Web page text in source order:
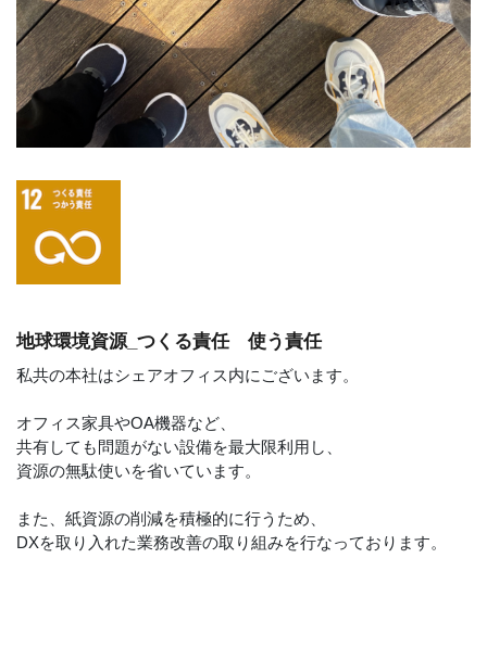
地球環境資源_つくる責任 使う責任
私共の本社はシェアオフィス内にございます。
オフィス家具やOA機器など、
共有しても問題がない設備を最大限利用し、
資源の無駄使いを省いています。
また、紙資源の削減を積極的に行うため、
DXを取り入れた業務改善の取り組みを行なっております。